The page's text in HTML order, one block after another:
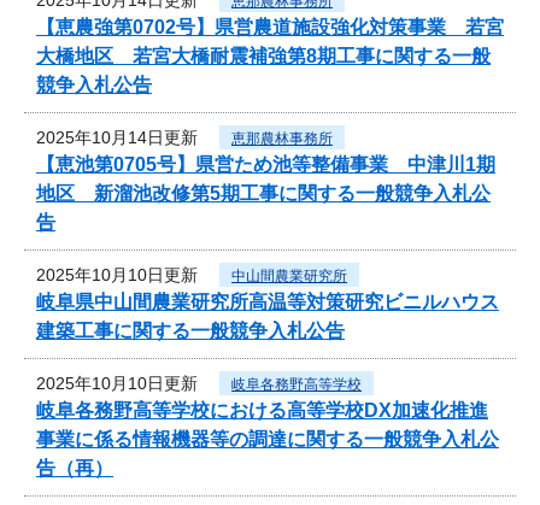
【恵農強第0702号】県営農道施設強化対策事業 若宮
大橋地区 若宮大橋耐震補強第8期工事に関する一般
競争入札公告
2025年10月14日更新 恵那農林事務所
【恵池第0705号】県営ため池等整備事業 中津川1期
地区 新溜池改修第5期工事に関する一般競争入札公
告
2025年10月10日更新 中山間農業研究所
岐阜県中山間農業研究所高温等対策研究ビニルハウス
建築工事に関する一般競争入札公告
2025年10月10日更新 岐阜各務野高等学校
岐阜各務野高等学校における高等学校DX加速化推進
事業に係る情報機器等の調達に関する一般競争入札公
告（再）